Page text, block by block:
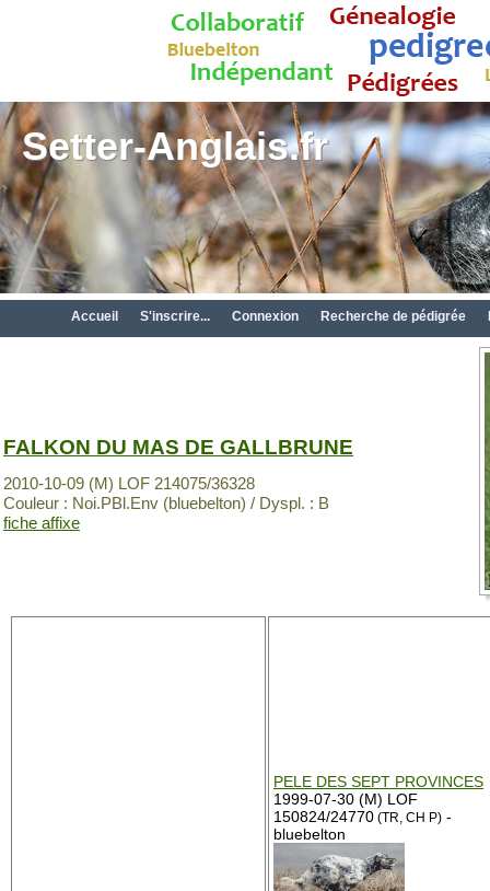
Setter-Anglais.fr
Accueil S'inscrire... Connexion Recherche de pédigrée
FALKON DU MAS DE GALLBRUNE
2010-10-09 (M) LOF 214075/36328
Couleur : Noi.PBl.Env (bluebelton) / Dyspl. : B
fiche affixe
PELE DES SEPT PROVINCES
1999-07-30 (M) LOF
150824/24770 (TR, CH P) -
bluebelton